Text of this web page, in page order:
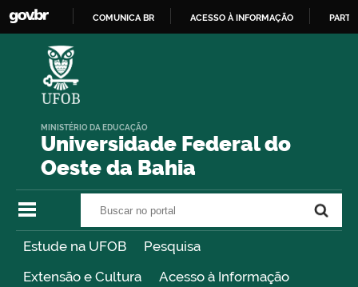
COMUNICA BR ACESSO À INFORMAÇÃO
Universidade Federal do
Oeste da Bahia
MINISTÉRIO DA EDUCAÇÃO
Estude na UFOB
Pesquisa
Extensão e Cultura
Acesso à Informação